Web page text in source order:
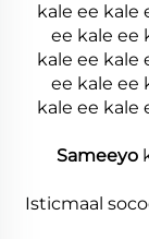
kale ee kale
ee kale ee
kale ee kale
ee kale ee
kale ee kale
Sameeyo
5.Isticmaal